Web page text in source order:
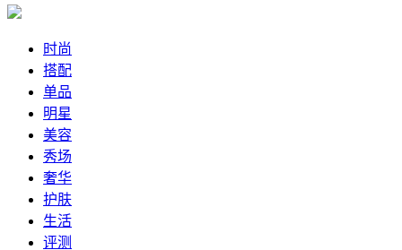
时尚
搭配
单品
明星
美容
秀场
奢华
护肤
生活
评测